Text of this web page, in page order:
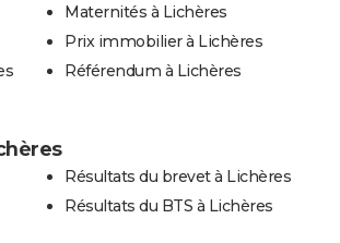
Maternités à Lichères
Prix immobilier à Lichères
Référendum à Lichères
Résultats du brevet à Lichères
Résultats du BTS à Lichères